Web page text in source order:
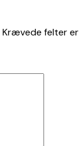
Krævede felter er